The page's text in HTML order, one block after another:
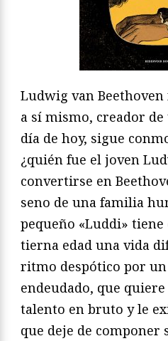
Ludwig van
a sí mismo, creador
día de hoy, sigue
¿quién fue el joven
convertirse en
seno de una familia
pequeño «Luddi»
tierna edad una vida
ritmo despótico por
endeudado, que
talento en bruto y le
que deje de componer